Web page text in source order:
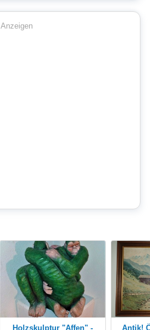
Anzeigen
Holzskulptur "Affen" - Antik! Ölgemälde "Alte